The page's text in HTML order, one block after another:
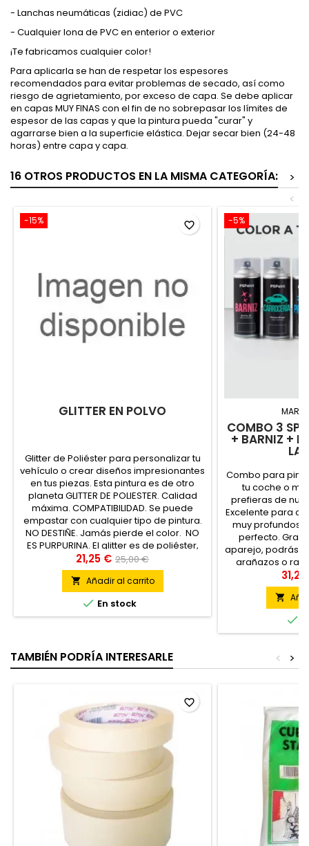
- Lanchas neumáticas (zidiac) de PVC
- Cualquier lona de PVC en enterior o exterior
¡Te fabricamos cualquier color!
Para aplicarla se han de respetar los espesores
recomendados para evitar problemas de secado, así como
riesgo de agrietamiento, por exceso de capa. Se debe aplicar
en capas MUY FINAS con el fin de no sobrepasar los límites de
espesor de las capas y que la pintura pueda "curar" y
agarrarse bien a la superficie elástica. Dejar secar bien (24-48
horas) entre capa y capa.
16 OTROS PRODUCTOS EN LA MISMA CATEGORÍA:
>
<
-15%
GLITTER EN POLVO
Glitter de Poliéster para personalizar tu
vehículo o crear diseños impresionantes
en tus piezas. Esta pintura es de otro
planeta GLITTER DE POLIESTER. Calidad
máxima. COMPATIBILIDAD. Se puede
empastar con cualquier tipo de pintura.
NO DESTIÑE. Jamás pierde el color. NO
ES PURPURINA. El glitter es de poliéster,
mientras que la purpurina es de cartón....
21,25 € 25,00 €
 Añadir al carrito
 En stock
favorite_border -5%
COMBO 3
+ BARNIZ +
LA
Combo para
tu coche o
prefieras de
Excelente para
muy profundos
perfecto.
aparejo, podrás
arañazos o
dejar de31,21


TAMBIÉN PODRÍA INTERESARLE >
<
favorite_border